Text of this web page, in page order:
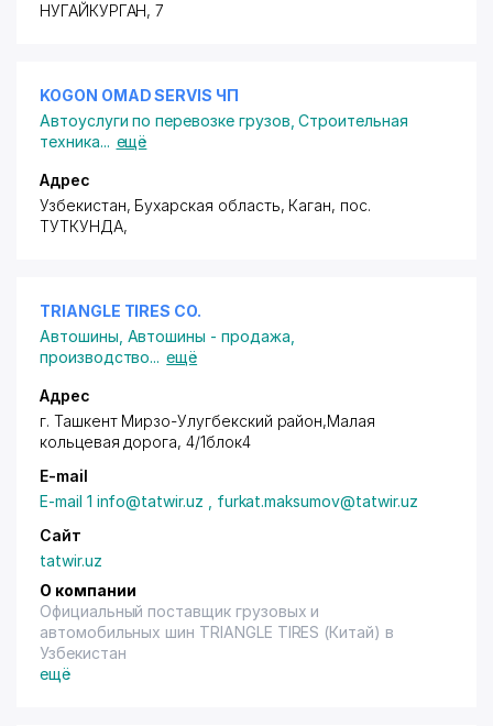
НУГАЙКУРГАН, 7
KOGON OMAD SERVIS ЧП
Автоуслуги по перевозке грузов ,Строительная
техника... ещё
Адрес
Узбекистан, Бухарская область, Каган, пос.
ТУТКУНДА,
TRIANGLE TIRES CO.
Автошины Автошины - продажа,
производство... ещё
Адрес
г. Ташкент Мирзо-Улугбекский район,Малая
кольцевая дорога, 4/1блок4
E-mail
E-mail 1 info@tatwir.uz , furkat.maksumov@tatwir.uz
Сайт
tatwir.uz
О компании
Официальный поставщик грузовых и
автомобильных шин TRIANGLE TIRES (Китай) в
Узбекистан
ещё